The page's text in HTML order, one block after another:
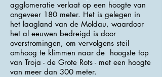
agglomeratie verlaat op een hoogte van
ongeveer 180 meter. Het is gelegen in
het laagland van de Moldau, waardoor
het al eeuwen bedreigd is door
overstromingen, om vervolgens steil
omhoog te klimmen naar de hoogste top
van Troja - de Grote Rots - met een hoogte
van meer dan 300 meter.